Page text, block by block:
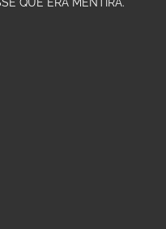
QUE ERA MENTIRA.